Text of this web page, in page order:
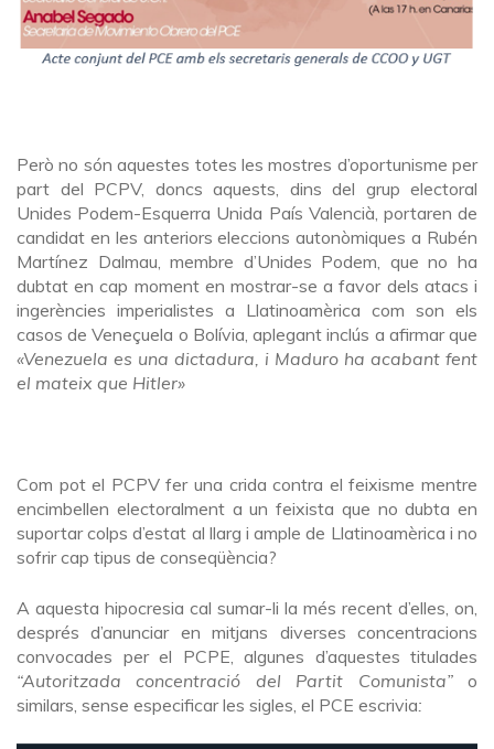
Però no són aquestes totes les mostres d’oportunisme per
part del PCPV, doncs aquests, dins del grup electoral
Unides Podem-Esquerra Unida País Valencià, portaren de
candidat en les anteriors eleccions autonòmiques a Rubén
Martínez Dalmau, membre d’Unides Podem, que no ha
dubtat en cap moment en mostrar-se a favor dels atacs i
ingerències imperialistes a Llatinoamèrica com son els
casos de Veneçuela o Bolívia, aplegant inclús a afirmar que
«Venezuela es una dictadura, i Maduro ha acabant fent
el mateix que Hitler»
Com pot el PCPV fer una crida contra el feixisme mentre
encimbellen electoralment a un feixista que no dubta en
suportar colps d’estat al llarg i ample de Llatinoamèrica i no
sofrir cap tipus de conseqüència?
A aquesta hipocresia cal sumar-li la més recent d’elles, on,
després d’anunciar en mitjans diverses concentracions
convocades per el PCPE, algunes d’aquestes titulades
“Autoritzada concentració del Partit Comunista” o
similars, sense especificar les sigles, el PCE escrivia: